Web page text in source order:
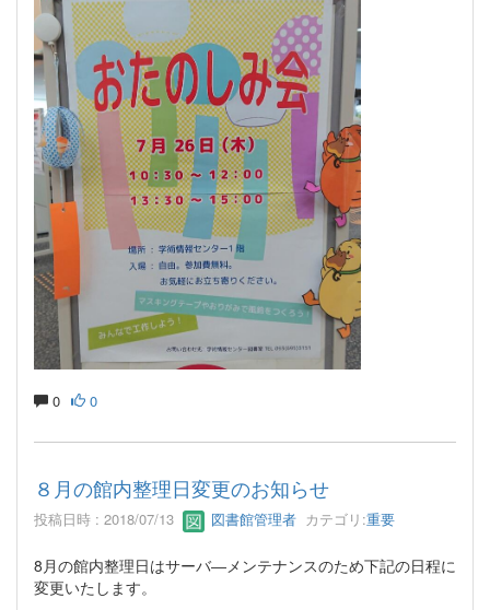
0 0
８月の館内整理日変更のお知らせ
投稿日時 : 2018/07/13 図書館管理者 カテゴリ:重要
8月の館内整理日はサーバ―メンテナンスのため下記の日程に
変更いたします。